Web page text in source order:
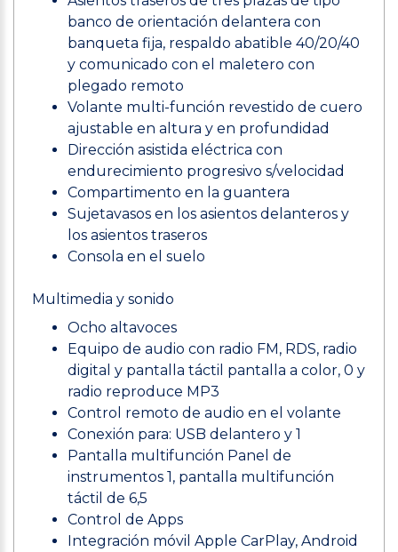
banco de orientación delantera con
banqueta fija, respaldo abatible 40/20/40
y comunicado con el maletero con
plegado remoto
Volante multi-función revestido de cuero
ajustable en altura y en profundidad
Dirección asistida eléctrica con
endurecimiento progresivo s/velocidad
Compartimento en la guantera
Sujetavasos en los asientos delanteros y
los asientos traseros
Consola en el suelo
Multimedia y sonido
Ocho altavoces
Equipo de audio con radio FM, RDS, radio
digital y pantalla táctil pantalla a color, 0 y
radio reproduce MP3
Control remoto de audio en el volante
Conexión para: USB delantero y 1
Pantalla multifunción Panel de
instrumentos 1, pantalla multifunción
táctil de 6,5
Control de Apps
Integración móvil Apple CarPlay, Android